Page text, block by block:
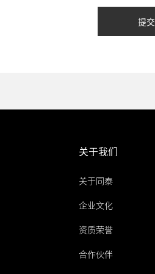
提交
关于我们
关于同泰
企业文化
资质荣誉
合作伙伴